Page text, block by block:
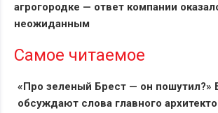
агрогородке — ответ компании
неожиданным
Самое читаемое
«Про зеленый Брест — он пошутил?»
обсуждают слова главного